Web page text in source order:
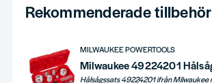
Rekommenderade tillbehör
MILWAUKEE POWERTOOLS